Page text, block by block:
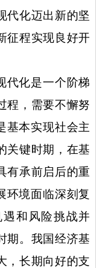
代化迈出新的坚
征程实现良好开
代化是一个阶梯
程，需要不懈努
基本实现社会主
关键时期，在基
有承前启后的重
环境面临深刻复
和风险挑战并
期。我国经济基
，长期向好的支